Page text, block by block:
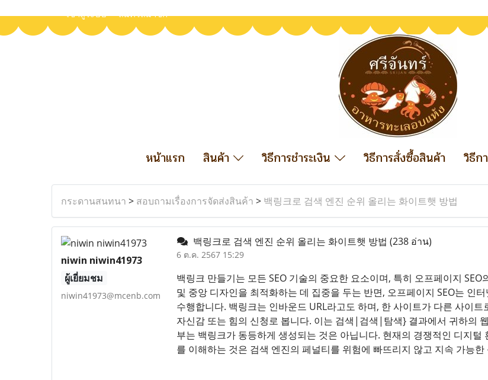
เข้าสู่ระบบ สมัครสมาชิก
หน้าแรก สินค้า วิธีการชำระเงิน วิธีการสั่งซื้อสินค้า วิธีก
กระดานสนทนา > สอบถามเรื่องการจัดส่งสินค้า > 백링크로 검색 엔진 순위 올리는 화이트햇 방법
niwin niwin41973
ผู้เยี่ยมชม
niwin41973@mcenb.com
백링크로 검색 엔진 순위 올리는 화이트햇 방법 (238 อ่าน)
6 ต.ค. 2567 15:29
백링크 만들기는 모든 SEO 기술의 중요한 요소이며, 특히 오프페이지
및 중앙 디자인을 최적화하는 데 집중을 두는 반면, 오프페이지 SEO는 인
수행합니다. 백링크는 인바운드 URL라고도 하며, 한 사이트가 다른 사이
자신감 또는 힘의 신청로 봅니다. 이는 검색|검색|탐색} 결과에서 귀하의
부는 백링크가 동등하게 생성되는 것은 아닙니다. 현재의 경쟁적인 디지
를 이해하는 것은 검색 엔진의 페널티를 위험에 빠뜨리지 않고 지속 가능